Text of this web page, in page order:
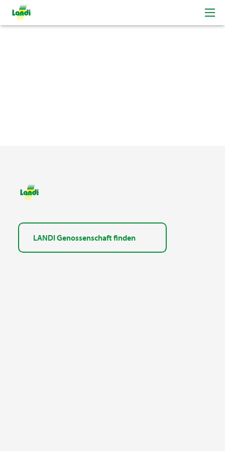
LANDI Genossenschaft finden